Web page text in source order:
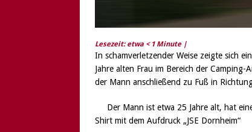
Lesezeit: etwa < 1 Minute |
In schamverletzender Weise zeigte sich
Jahre alten Frau im Bereich der
der Mann anschließend zu Fuß in
Der Mann ist etwa 25 Jahre alt, hat
Shirt mit dem Aufdruck „JSE Dornheim“